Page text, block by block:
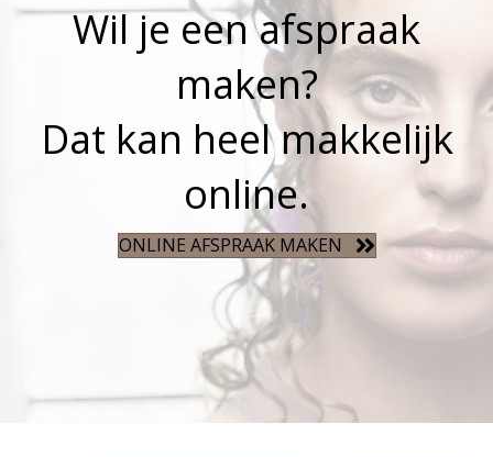
Wil je een afspraak
maken?
Dat kan heel makkelijk
online.
ONLINE AFSPRAAK MAKEN